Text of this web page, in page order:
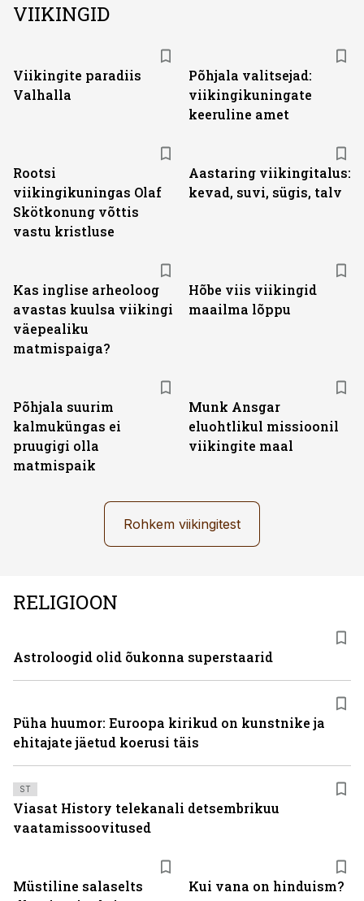
VIIKINGID
Viikingite paradiis
Valhalla
Põhjala valitsejad:
viikingikuningate
keeruline amet
Rootsi
viikingikuningas Olaf
Skötkonung võttis
vastu kristluse
Aastaring viikingitalus:
kevad, suvi, sügis, talv
Kas inglise arheoloog
avastas kuulsa viikingi
väepealiku
matmispaiga?
Hõbe viis viikingid
maailma lõppu
Põhjala suurim
kalmuküngas ei
pruugigi olla
matmispaik
Munk Ansgar
eluohtlikul missioonil
viikingite maal
Rohkem viikingitest
RELIGIOON
Müstiline salaselts
Kui vana on hinduism?
Astroloogid olid õukonna superstaarid
Püha huumor: Euroopa kirikud on kunstnike ja
ehitajate jäetud koerusi täis
ST
Viasat History telekanali detsembrikuu
vaatamissoovitused